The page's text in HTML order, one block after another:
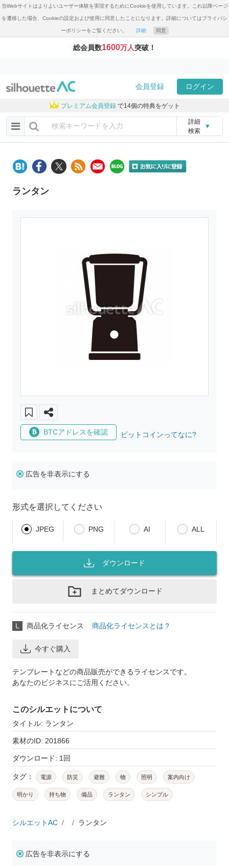
当Webサイトはよりよいユーザー体験を実現するためにCookieを使用しています。これ以降ページ
を遷移した場合、Cookieの設定および使用に同意したことになります。詳細についてはプライバシ
ーポリシーをご覧ください。 詳細 同意
総会員数1600万人突破！
会員登録 ログイン
プレミアム会員登録 で14個の特典をゲット
詳細
検索
▼
ランタン
BTCアドレスを確認 ビットコインってなに?
広告を非表示にする
形式を選択してください
JPEG PNG AI ALL
ダウンロード
まとめてダウンロード
L 商品化ライセンス 商品化ライセンスとは？
今すぐ購入
テンプレートなどの商品販売ができるライセンスです。
あなたのビジネスにご活用ください。
このシルエットについて
タイトル: ランタン
素材のID: 201866
ダウンロード: 1回
タグ： 電源 防災 避難 物 照明 案内向け
明かり 持ち物 備品 ランタン シンプル
シルエットAC ランタン
広告を非表示にする